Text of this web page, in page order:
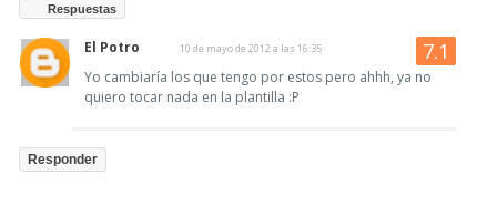
Respuestas
El Potro 10 de mayo de 2012 a las 16:35
Yo cambiaría los que tengo por estos pero ahhh, ya no
quiero tocar nada en la plantilla :P
Responder